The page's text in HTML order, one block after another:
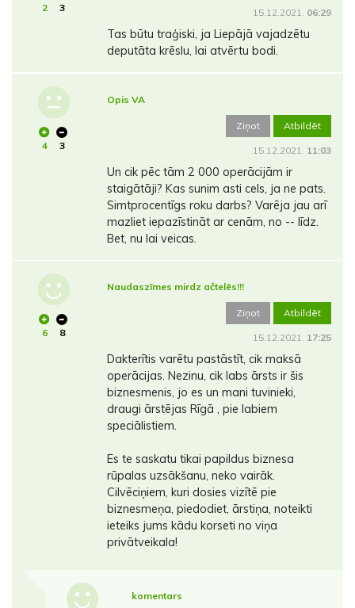
2 3 15.12.2021. 06:29
Tas būtu traģiski, ja Liepājā vajadzētu
deputāta krēslu, lai atvērtu bodi.
4 3
Opis VA
Ziņot Atbildēt
15.12.2021. 11:03
Un cik pēc tām 2 000 operācijām ir
staigātāji? Kas sunim asti cels, ja ne pats.
Simtprocentīgs roku darbs? Varēja jau arī
mazliet iepazīstināt ar cenām, no -- līdz.
Bet, nu lai veicas.
6 8
Naudaszīmes mirdz ačtelēs!!!
Ziņot Atbildēt
15.12.2021. 17:25
Dakterītis varētu pastāstīt, cik maksā
operācijas. Nezinu, cik labs ārsts ir šis
biznesmenis, jo es un mani tuvinieki,
draugi ārstējas Rīgā , pie labiem
speciālistiem.
Es te saskatu tikai papildus biznesa
rūpalas uzsākšanu, neko vairāk.
Cilvēciņiem, kuri dosies vizītē pie
biznesmeņa, piedodiet, ārstiņa, noteikti
ieteiks jums kādu korseti no viņa
privātveikala!
komentars